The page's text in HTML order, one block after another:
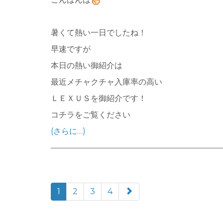
暑くて熱い一日でしたね！
早速ですが
本日の熱い御紹介は
最近メチャクチャ入庫率の高い
ＬＥＸＵＳを御紹介です！
コチラをご覧ください
(さらに…)
paging-
navigation
1 2 3 4